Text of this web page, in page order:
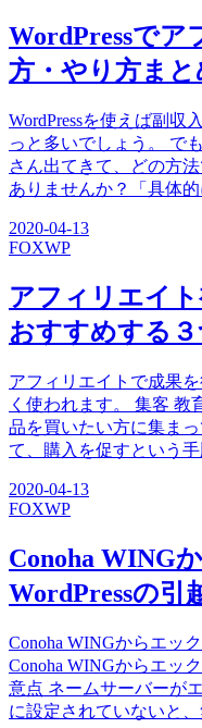
WordPressでア
方・やり方まと
WordPressを使えば副収
っと多いでしょう。 で
さん出てきて、どの方
ありませんか？「具体
2020-04-13
FOXWP
アフィリエイ
おすすめする
アフィリエイトで成果
く使われます。 集客 教
品を買いたい方に集ま
て、購入を促すという
2020-04-13
FOXWP
Conoha WING
WordPressの引
Conoha WINGからエッ
Conoha WINGからエッ
意点 ネームサーバーが
に設定されていないと